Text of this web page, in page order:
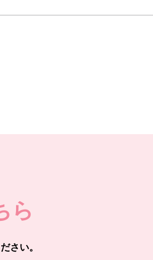
ら
さい。